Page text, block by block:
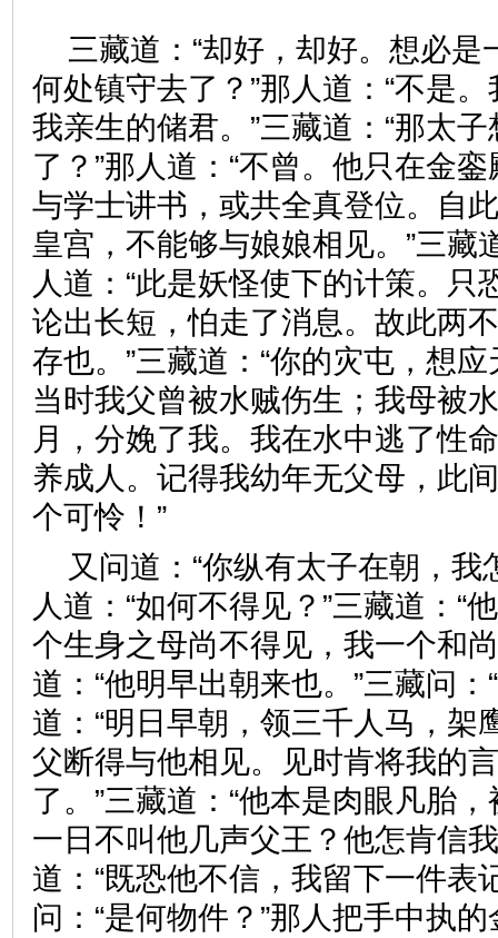
三藏道：“却好，却好。想必
何处镇守去了？”那人道：“不是
我亲生的储君。”三藏道：“那太
了？”那人道：“不曾。他只在金
与学士讲书，或共全真登位。自
皇宫，不能够与娘娘相见。”三藏
人道：“此是妖怪使下的计策。只
论出长短，怕走了消息。故此两
存也。”三藏道：“你的灾屯，想
当时我父曾被水贼伤生；我母被
月，分娩了我。我在水中逃了性
养成人。记得我幼年无父母，此
个可怜！”
又问道：“你纵有太子在朝，我
人道：“如何不得见？”三藏道：“
个生身之母尚不得见，我一个和
道：“他明早出朝来也。”三藏问：
道：“明日早朝，领三千人马，架
父断得与他相见。见时肯将我的
了。”三藏道：“他本是肉眼凡胎
一日不叫他几声父王？他怎肯信
道：“既恐他不信，我留下一件表
问：“是何物件？”那人把手中执